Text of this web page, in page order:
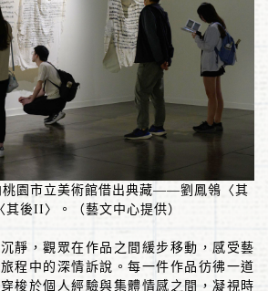
桃園市立美術館借出典藏——劉鳳鴒〈其
其後II 〉。（藝文中心提供）
靜，觀眾在作品之間緩步移動，感受藝
程中的深情訴說。每一件作品彷彿一道
梭於個人經驗與集體情感之間，凝視時